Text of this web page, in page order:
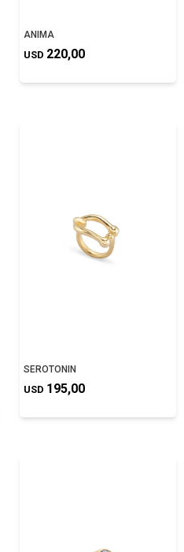
ANIMA
USD 220,00
SEROTONIN
USD 195,00